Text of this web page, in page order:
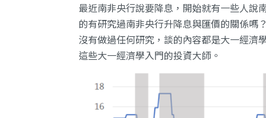
最近南非央行說要降息，開始就有一些人說
的有研究過南非央行升降息與匯價的關係嗎
沒有做過任何研究，談的內容都是大一經濟
這些大一經濟學入門的投資大師。